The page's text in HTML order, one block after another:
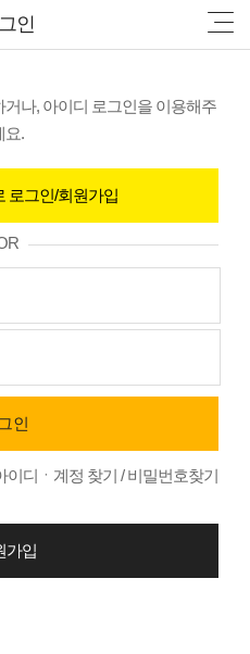
인
나, 아이디 로그인을 이용해주
요.
이디ㆍ계정 찾기 /비밀번호찾기
가입